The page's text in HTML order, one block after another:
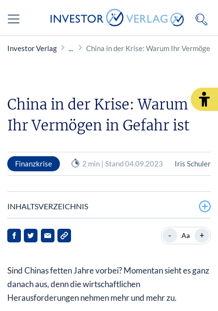
Investor Verlag China in der Krise: Warum Ihr Vermögen
China in der Krise: Warum
Ihr Vermögen in Gefahr ist
Finanzkrise 2 min | Stand 04.09.2023 Iris Schuler
INHALTSVERZEICHNIS
Entwicklungen im Immobilienmarkt machen Angst
- Aa +
Sind Chinas fetten Jahre vorbei? Momentan sieht es ganz
danach aus, denn die wirtschaftlichen
Herausforderungen nehmen mehr und mehr zu.